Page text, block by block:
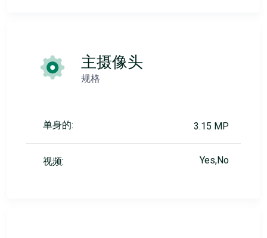
主摄像头
规格
单身的: 3.15 MP
视频: Yes,No